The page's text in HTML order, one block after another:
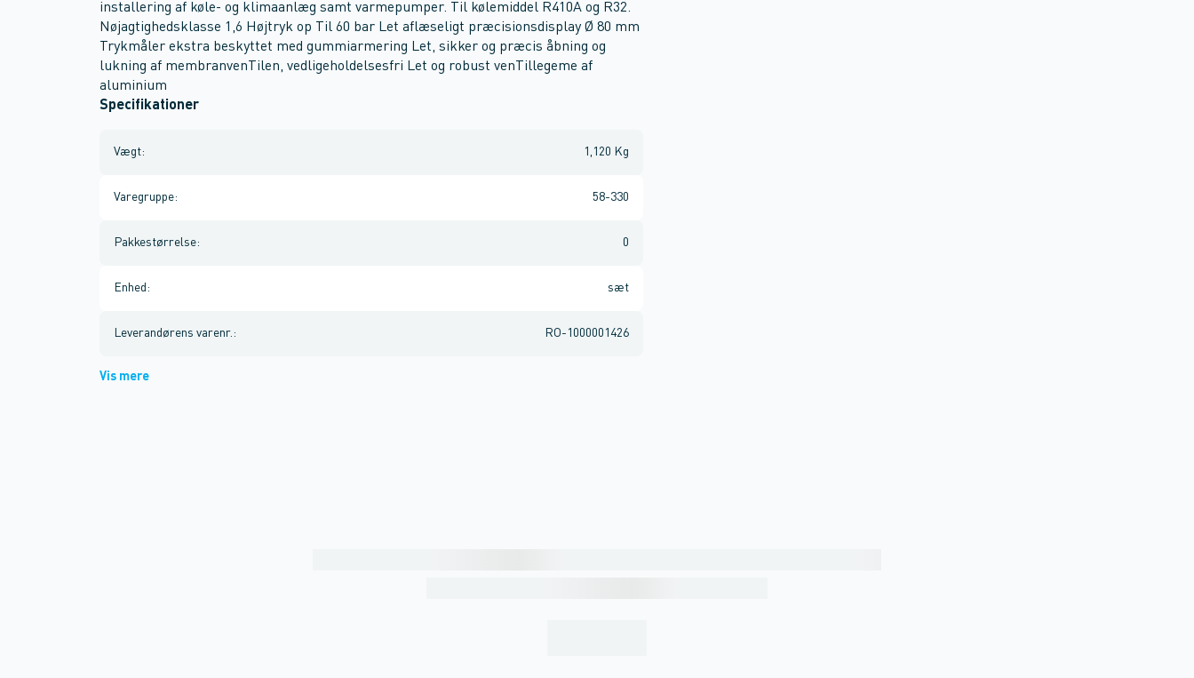
installering af køle- og klimaanlæg samt varmepumper. Til kølemiddel R410A og R32.
Nøjagtighedsklasse 1,6 Højtryk op Til 60 bar Let aflæseligt præcisionsdisplay Ø 80 mm
Trykmåler ekstra beskyttet med gummiarmering Let, sikker og præcis åbning og
lukning af membranvenTilen, vedligeholdelsesfri Let og robust venTillegeme af
aluminium
Specifikationer
Vægt: 1,120 Kg
Varegruppe: 58-330
Pakkestørrelse: 0
Enhed : sæt
Leverandørens varenr. : RO-1000001426
Vis mere